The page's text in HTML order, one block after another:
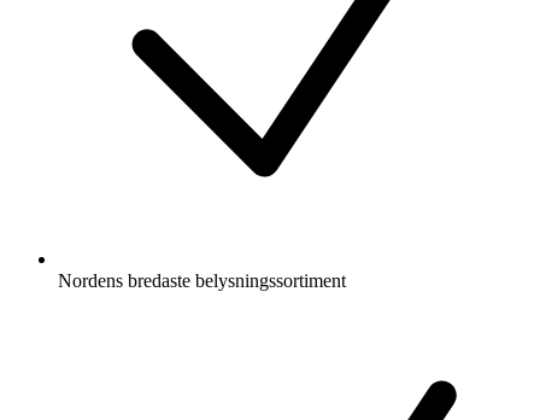
Nordens bredaste belysningssortiment